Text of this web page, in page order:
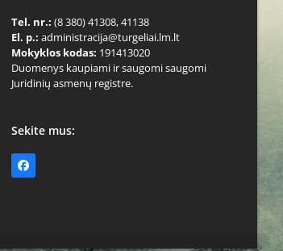
Tel. nr.: (8 380) 41308, 41138
El. p.: administracija@turgeliai.lm.lt
Mokyklos kodas: 191413020
Duomenys kaupiami ir saugomi saugomi
Juridinių asmenų registre.
Sekite mus:
Facebook